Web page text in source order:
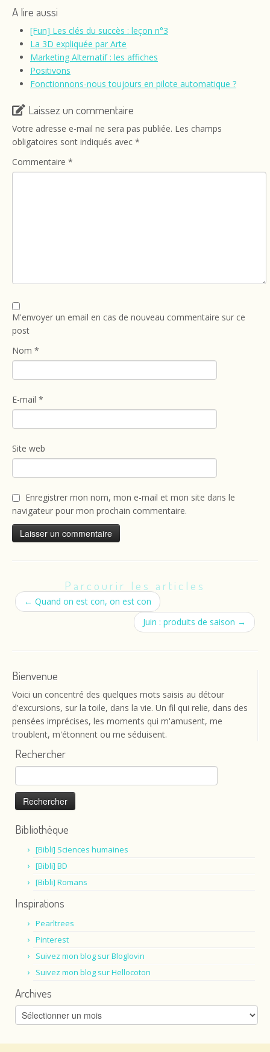
A lire aussi
[Fun] Les clés du succès : leçon n°3
La 3D expliquée par Arte
Marketing Alternatif : les affiches
Positivons
Fonctionnons-nous toujours en pilote automatique ?
Laissez un commentaire
Votre adresse e-mail ne sera pas publiée. Les champs
obligatoires sont indiqués avec *
Commentaire *
M'envoyer un email en cas de nouveau commentaire sur ce
post
Nom *
E-mail *
Site web
Enregistrer mon nom, mon e-mail et mon site dans le
navigateur pour mon prochain commentaire.
Parcourir les articles
← Quand on est con, on est con
Juin : produits de saison →
Bienvenue
Voici un concentré des quelques mots saisis au détour
d'excursions, sur la toile, dans la vie. Un fil qui relie, dans des
pensées imprécises, les moments qui m'amusent, me
troublent, m'étonnent ou me séduisent.
Rechercher
Rechercher :
Bibliothèque
[Bibli] Sciences humaines
[Bibli] BD
[Bibli] Romans
Inspirations
Pearltrees
Pinterest
Suivez mon blog sur Bloglovin
Suivez mon blog sur Hellocoton
Archives
Archives